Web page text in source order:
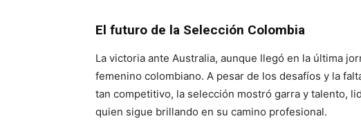
El futuro de la Selección Colombia
La victoria ante Australia, aunque llegó en la última
femenino colombiano. A pesar de los desafíos y la
tan competitivo, la selección mostró garra y talento,
quien sigue brillando en su camino profesional.